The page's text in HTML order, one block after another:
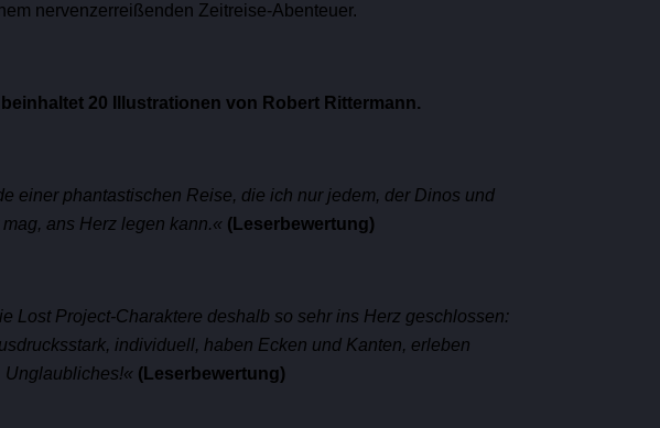
nervenzerreißenden Zeitreise-Abenteuer.
20 Illustrationen von Robert Rittermann.
einer phantastischen Reise, die ich nur jedem, der Dinos und
ans Herz legen kann.« (Leserbewertung)
Lost Project-Charaktere deshalb so sehr ins Herz geschlossen:
individuell, haben Ecken und Kanten, erleben
Unglaubliches!« (Leserbewertung)